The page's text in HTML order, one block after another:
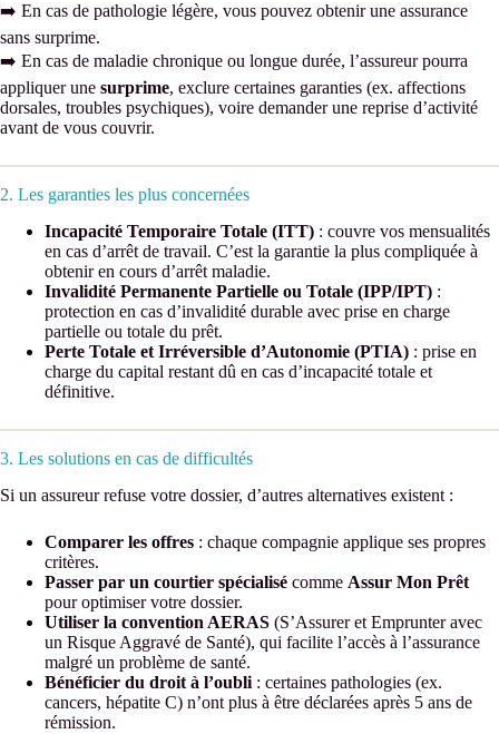
➡️ En cas de pathologie légère, vous pouvez obtenir une assurance
sans surprime.
➡️ En cas de maladie chronique ou longue durée, l’assureur pourra
appliquer une surprime, exclure certaines garanties (ex. affections
dorsales, troubles psychiques), voire demander une reprise d’activité
avant de vous couvrir.
2. Les garanties les plus concernées
Incapacité Temporaire Totale (ITT) : couvre vos mensualités
en cas d’arrêt de travail. C’est la garantie la plus compliquée à
obtenir en cours d’arrêt maladie.
Invalidité Permanente Partielle ou Totale (IPP/IPT) :
protection en cas d’invalidité durable avec prise en charge
partielle ou totale du prêt.
Perte Totale et Irréversible d’Autonomie (PTIA) : prise en
charge du capital restant dû en cas d’incapacité totale et
définitive.
3. Les solutions en cas de difficultés
Si un assureur refuse votre dossier, d’autres alternatives existent :
Comparer les offres : chaque compagnie applique ses propres
critères.
Passer par un courtier spécialisé comme Assur Mon Prêt
pour optimiser votre dossier.
Utiliser la convention AERAS (S’Assurer et Emprunter avec
un Risque Aggravé de Santé), qui facilite l’accès à l’assurance
malgré un problème de santé.
Bénéficier du droit à l’oubli : certaines pathologies (ex.
cancers, hépatite C) n’ont plus à être déclarées après 5 ans de
rémission.